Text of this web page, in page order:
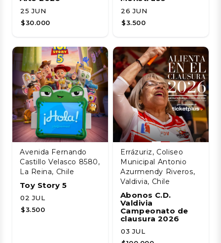
25 JUN
$30.000
26 JUN
$3.500
Avenida Fernando
Castillo Velasco 8580,
La Reina, Chile
Toy Story 5
02 JUL
$3.500
Errázuriz, Coliseo
Municipal Antonio
Azurmendy Riveros,
Valdivia, Chile
Abonos C.D.
Valdivia
Campeonato de
clausura 2026
03 JUL